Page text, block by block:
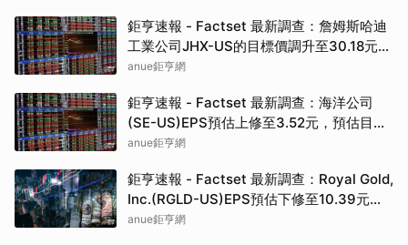
鉅亨速報 - Factset 最新調查：詹姆斯哈迪
工業公司JHX-US的目標價調升至30.18元，
幅度約3.65%
anue鉅亨網
鉅亨速報 - Factset 最新調查：海洋公司
(SE-US)EPS預估上修至3.52元，預估目標
價為142.50元
anue鉅亨網
鉅亨速報 - Factset 最新調查：Royal Gold,
Inc.(RGLD-US)EPS預估下修至10.39元，
預估目標價為307.50元
anue鉅亨網